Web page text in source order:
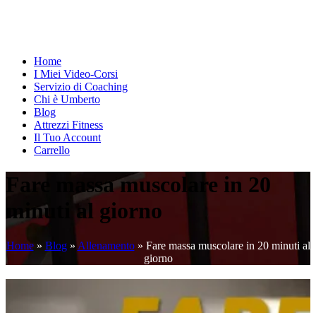
Home
I Miei Video-Corsi
Servizio di Coaching
Chi è Umberto
Blog
Attrezzi Fitness
Il Tuo Account
Carrello
Fare massa muscolare in 20
minuti al giorno
Home» Blog» Allenamento» Fare massa muscolare in 20 minuti al
giorno